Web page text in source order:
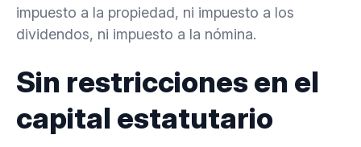
impuesto a la propiedad, ni impuesto a los
dividendos, ni impuesto a la nómina.
Sin restricciones en el
capital estatutario